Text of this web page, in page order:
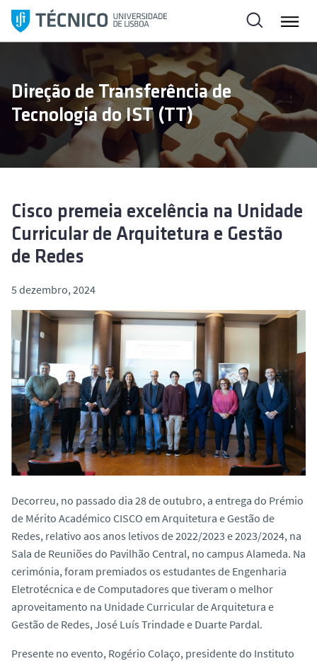
l
a
Direção de Transferência de
Tecnologia do IST (TT)
Cisco premeia excelência na Unidade
Curricular de Arquitetura e Gestão
de Redes
5 dezembro, 2024
Decorreu, no passado dia 28 de outubro, a entrega do Prémio
de Mérito Académico CISCO em Arquitetura e Gestão de
Redes, relativo aos anos letivos de 2022/2023 e 2023/2024, na
Sala de Reuniões do Pavilhão Central, no campus Alameda. Na
cerimónia, foram premiados os estudantes de Engenharia
Eletrotécnica e de Computadores que tiveram o melhor
aproveitamento na Unidade Curricular de Arquitetura e
Gestão de Redes, José Luís Trindade e Duarte Pardal.
Presente no evento, Rogério Colaço, presidente do Instituto